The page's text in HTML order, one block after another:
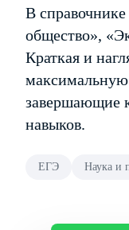
В
общество»,
Краткая и
максимальную
завершающие
навыков.
ЕГЭ Наука и